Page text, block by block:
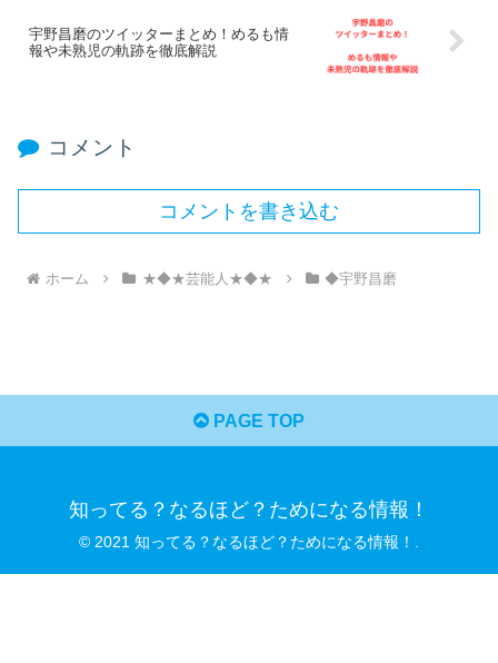
宇野昌磨のツイッターまとめ！めるも情
報や未熟児の軌跡を徹底解説
コメント
コメントを書き込む
ホーム ★◆★芸能人★◆★ ◆宇野昌磨
PAGE TOP
知ってる？なるほど？ためになる情報！
© 2021 知ってる？なるほど？ためになる情報！.